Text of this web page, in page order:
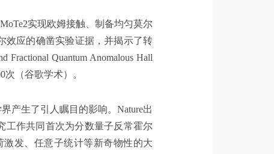
实现欧姆接触、制备均匀莫尔
效应的确凿实验证据，并揭示了转
Quantum Anomalous Hall
次（谷歌学术）。
产生了引人瞩目的影响。Nature出
工作共同首次为分数量子反常霍尔
发、任意子统计等新奇物性的大